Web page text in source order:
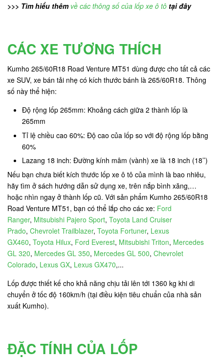
>>> Tìm hiểu thêm về các thông số của lốp xe ô tô tại đây
CÁC XE TƯƠNG THÍCH
Kumho 265/60R18 Road Venture MT51 dùng được cho tất cả các
xe SUV, xe bán tải nhẹ có kích thước bánh là 265/60R18. Thông
số này thể hiện:
Độ rộng lốp 265mm: Khoảng cách giữa 2 thành lốp là
265mm
Tỉ lệ chiều cao 60%: Độ cao của lốp so với độ rộng lốp bằng
60%
Lazang 18 inch: Đường kính mâm (vành) xe là 18 inch (18’’)
Nếu bạn chưa biết kích thước lốp xe ô tô của mình là bao nhiêu,
hãy tìm ở sách hướng dẫn sử dụng xe, trên nắp bình xăng,…
hoặc nhìn ngay ở thành lốp cũ. Với sản phẩm Kumho 265/60R18
Road Venture MT51, bạn có thể lắp cho các xe: Ford
Ranger, Mitsubishi Pajero Sport, Toyota Land Cruiser
Prado, Chevrolet Trailblazer, Toyota Fortuner, Lexus
GX460, Toyota Hilux, Ford Everest, Mitsubishi Triton, Mercedes
GL 320, Mercedes GL 350, Mercedes GL 500, Chevrolet
Colorado, Lexus GX, Lexus GX470,...
Lốp được thiết kế cho khả năng chịu tải lên tới 1360 kg khi di
chuyển ở tốc độ 160km/h (tại điều kiện tiêu chuẩn của nhà sản
xuất Kumho).
ĐẶC TÍNH CỦA LỐP